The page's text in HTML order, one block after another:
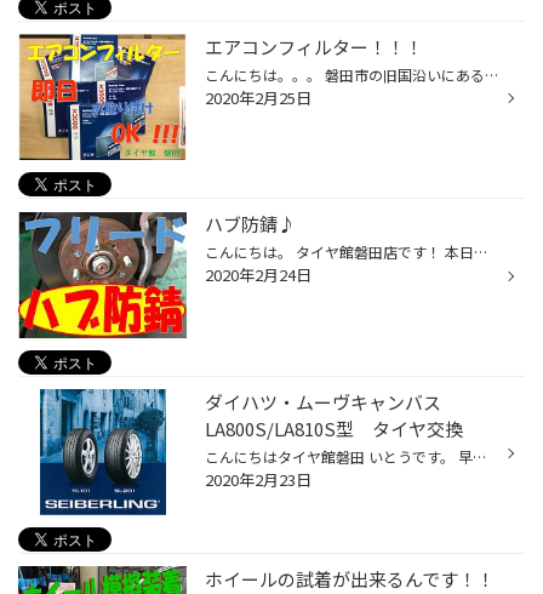
エアコンフィルター！！！
こんにちは。。。 磐田市の旧国沿いにあるタイヤ館です。 そろそろ？花粉の季節でしょうか？？？ 当店では エアコンフィルターのお取り扱いしております。 各メーカーサイズ取り揃えております。 即日交換できます！！！ ※お気軽にスタッフまでお声がけ下さい。 皆様のご来店、スタッフ一同心よりお...
2020年2月25日
ハブ防錆♪
こんにちは。 タイヤ館磐田店です！ 本日、フリード タイヤ交換＆ハブ防錆施工させて頂きました！ ハブ部分の施工は、タイヤ交換・ローテーション時でしかできません。 タイヤ交換時にオススメです♪ 本日はご来店ありがとうございました！！
2020年2月24日
ダイハツ・ムーヴキャンバス
LA800S/LA810S型 タイヤ交換
こんにちはタイヤ館磐田 いとうです。 早速ですが・・・ ムーヴキャンバス タイヤ交換です！ タイヤは・・・SEIBERLING SL101 で交換させて頂きました！ 交換中の写真は忘れてしまいました・・・。 ｽﾐﾏｾﾝ。 いきなり 本日はご来店＆ご購入ありがとうございました。 お気を付けてお出かけください。
2020年2月23日
ホイールの試着が出来るんです！！